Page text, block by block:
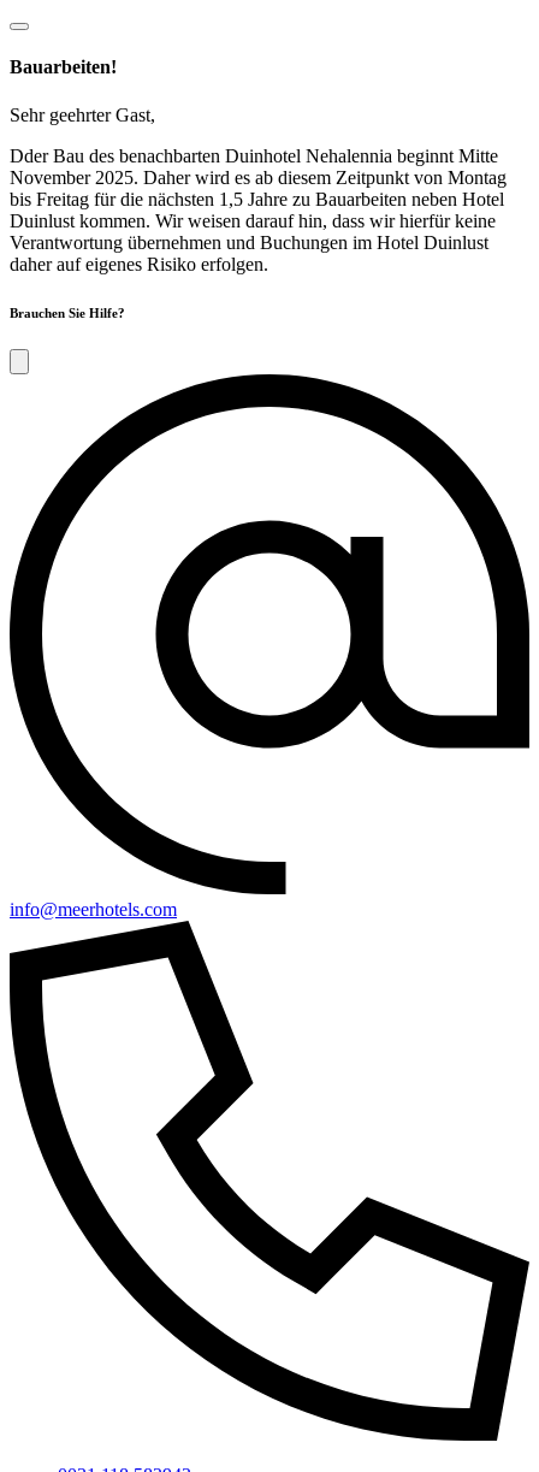
Bauarbeiten!
Sehr geehrter Gast,
Dder Bau des benachbarten Duinhotel Nehalennia beginnt Mitte
November 2025. Daher wird es ab diesem Zeitpunkt von Montag
bis Freitag für die nächsten 1,5 Jahre zu Bauarbeiten neben Hotel
Duinlust kommen. Wir weisen darauf hin, dass wir hierfür keine
Verantwortung übernehmen und Buchungen im Hotel Duinlust
daher auf eigenes Risiko erfolgen.
Brauchen Sie Hilfe?
info@meerhotels.com